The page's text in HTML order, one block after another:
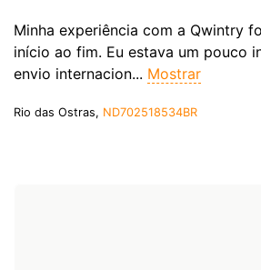
Minha experiência com a Qwintry
início ao fim. Eu estava um pouco
envio internacion... Mostrar
Rio das Ostras, ND702518534BR